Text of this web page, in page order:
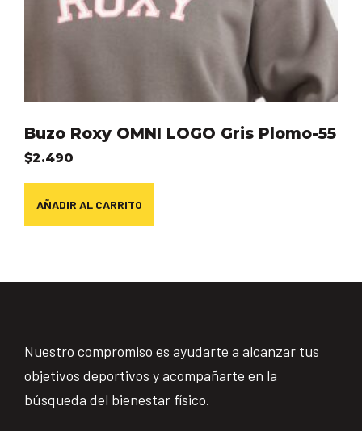
Buzo Roxy OMNI LOGO Gris Plomo-55
$2.490
AÑADIR AL CARRITO
Nuestro compromiso es ayudarte a alcanzar tus
objetivos deportivos y acompañarte en la
búsqueda del bienestar físico.